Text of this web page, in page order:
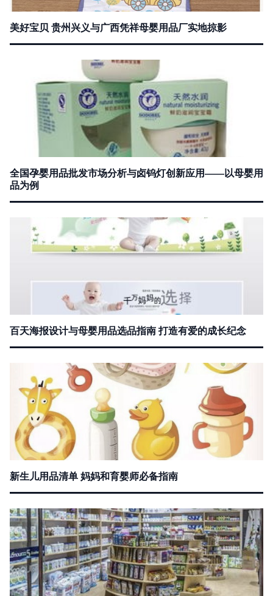
美好宝贝 贵州兴义与广西凭祥母婴用品厂实地掠影
全国孕婴用品批发市场分析与卤钨灯创新应用——以母婴用
品为例
百天海报设计与母婴用品选品指南 打造有爱的成长纪念
新生儿用品清单 妈妈和育婴师必备指南